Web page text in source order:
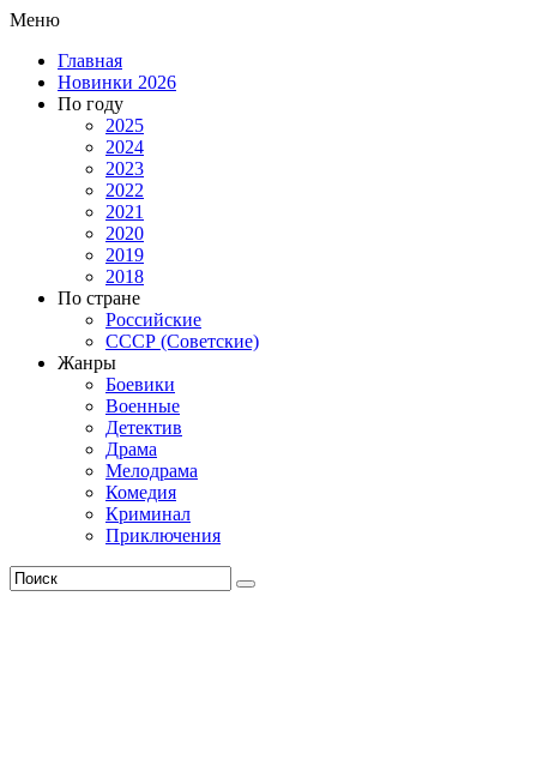
Меню
Главная
Новинки 2026
По году
2025
2024
2023
2022
2021
2020
2019
2018
По стране
Российские
СССР (Советские)
Жанры
Боевики
Военные
Детектив
Драма
Мелодрама
Комедия
Криминал
Приключения